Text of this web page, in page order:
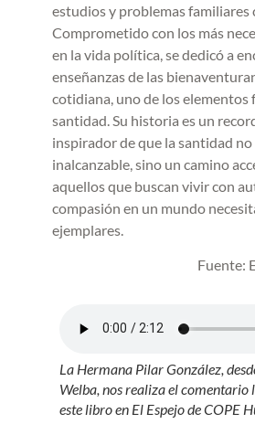
estudios y problemas familiares
Comprometido con los más
en la vida política, se dedicó a
enseñanzas de las
cotidiana, uno de los elementos
santidad. Su historia es un
inspirador de que la santidad no
inalcanzable, sino un camino
aquellos que buscan vivir con
compasión en un mundo
ejemplares.
Fuente:
La Hermana Pilar González,
Welba, nos realiza el
este libro en El Espejo de COPE